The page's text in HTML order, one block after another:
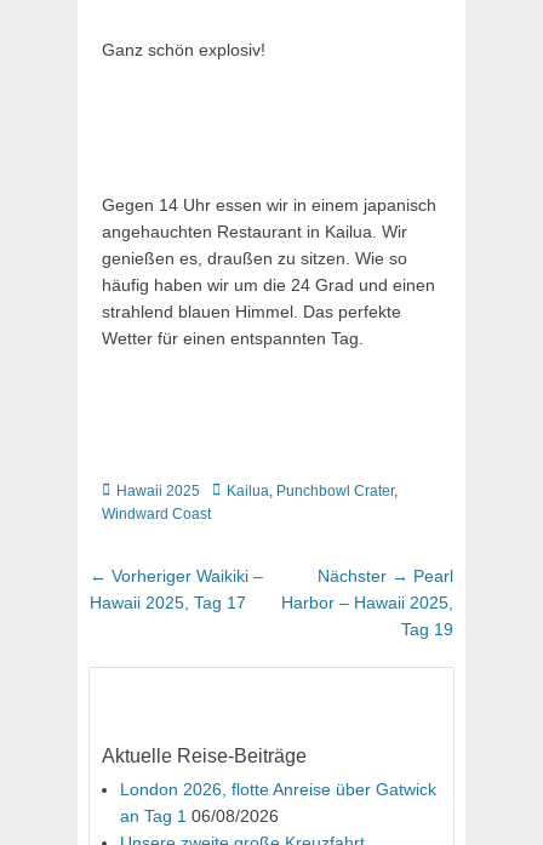
Ganz schön explosiv!
Gegen 14 Uhr essen wir in einem japanisch
angehauchten Restaurant in Kailua. Wir
genießen es, draußen zu sitzen. Wie so
häufig haben wir um die 24 Grad und einen
strahlend blauen Himmel. Das perfekte
Wetter für einen entspannten Tag.
Kategorien
Hawaii 2025 Schlagworte
Kailua, Punchbowl Crater,
Windward Coast
Beitragsnavigation
← Vorheriger Vorheriger
Beitrag:
Waikiki –
Hawaii 2025, Tag 17
Nächster → Nächster
Beitrag:
Pearl
Harbor – Hawaii 2025,
Tag 19
Aktuelle Reise-Beiträge
London 2026, flotte Anreise über Gatwick
an Tag 1 06/08/2026